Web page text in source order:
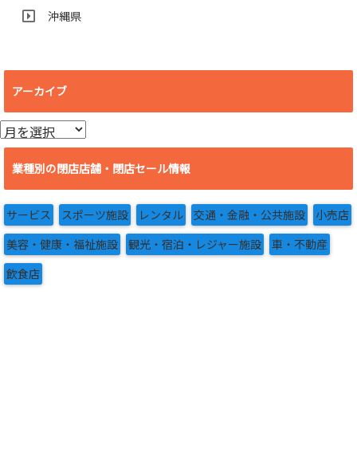
沖縄県
アーカイブ
ア
ー
イ
ブ
業種別の閉店店舗・閉店セール情報
サービス スポーツ施設 レンタル 交通・金融・公共施設 小売店
美容・健康・福祉施設 観光・宿泊・レジャー施設 車・不動産
飲食店